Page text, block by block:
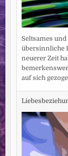
Seltsames
übersinnliche
neuerer Zeit
auf sich